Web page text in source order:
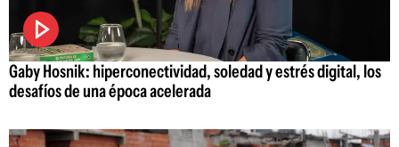
Gaby Hosnik: hiperconectividad, soledad y estrés digital, los
desafíos de una época acelerada